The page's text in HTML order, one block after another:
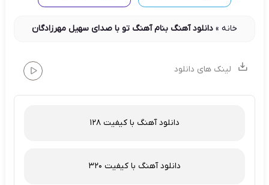
خانه» دانلود آهنگ بنام آهنگ تو با صدای سهیل مهرزادگان
لینک های دانلود
دانلود آهنگ با کیفیت 128
دانلود آهنگ با کیفیت 320